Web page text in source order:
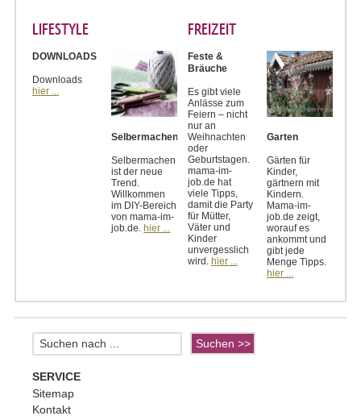
LIFESTYLE
DOWNLOADS
Downloads
hier ...
Selbermachen
Selbermachen
ist der neue
Trend.
Willkommen
im DIY-Bereich
von mama-im-
job.de. hier ...
FREIZEIT
Feste &
Bräuche
Es gibt viele
Anlässe zum
Feiern – nicht
nur an
Weihnachten
oder
Geburtstagen.
mama-im-
job.de hat
viele Tipps,
damit die Party
für Mütter,
Väter und
Kinder
unvergesslich
wird. hier ...
Garten
Gärten für
Kinder,
gärtnern mit
Kindern.
Mama-im-
job.de zeigt,
worauf es
ankommt und
gibt jede
Menge Tipps.
hier ...
SERVICE
Sitemap
Kontakt